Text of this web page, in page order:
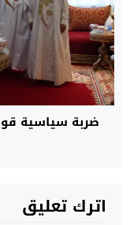
ضربة سياسية
اترك تعليق